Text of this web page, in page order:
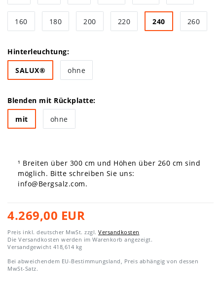
160 180 200 220 240 260
Hinterleuchtung:
SALUX®
ohne
Blenden mit Rückplatte:
mit
ohne
¹ Breiten über 300 cm und Höhen über 260 cm sind
möglich. Bitte schreiben Sie uns:
info@Bergsalz.com.
4.269,00 EUR
Preis inkl. deutscher MwSt. zzgl. Versandkosten
Die Versandkosten werden im Warenkorb angezeigt.
Versandgewicht 418,614 kg
Bei abweichendem EU-Bestimmungsland, Preis abhängig von dessen
MwSt-Satz.